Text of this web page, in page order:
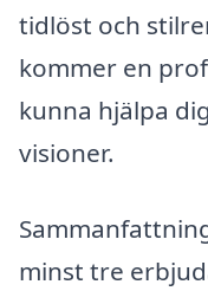
tidlöst och
kommer en
kunna hjälpa
visioner.
minst tre